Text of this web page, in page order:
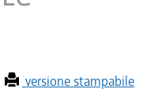
versione stampabile